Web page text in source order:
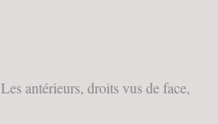
antérieurs, droits vus de face,